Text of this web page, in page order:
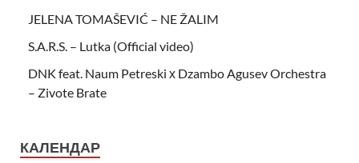
JELENA TOMAŠEVIĆ – NE ŽALIM
S.A.R.S. – Lutka (Official video)
DNK feat. Naum Petreski х Dzambo Agusev Orchestra
– Zivote Brate
КАЛЕНДАР